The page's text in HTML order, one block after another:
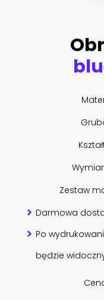
Wymiar
Zestaw
Darmowa
Po
będzie